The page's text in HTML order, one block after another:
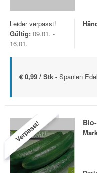
Leider verpasst!
Gültig: 09.01. -
16.01.
€ 0,99 / Stk - Spanien
Verpasst!